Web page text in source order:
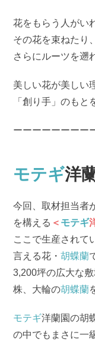
花をもらう人がい
その花を束ねたり
さらにルーツを遡
美しい花が美しい
「創り手」のもと
ーーーーーーーー
モテギ洋
今回、取材担当者
を構える ＜ モテギ
ここで生産されて
言える花・胡蝶蘭
3,200坪の広大な
株、大輪の胡蝶蘭
モテギ洋蘭園の胡
の中でもまさに一